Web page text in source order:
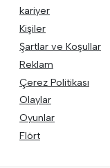
kariyer
Kişiler
Şartlar ve Koşullar
Reklam
Çerez Politikası
Olaylar
Oyunlar
Flört